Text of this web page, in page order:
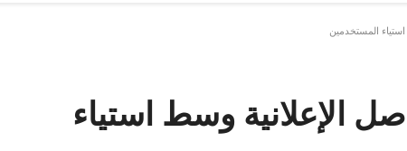
المستخدمين
الإعلانية وسط استياء